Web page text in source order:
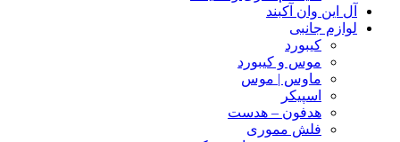
آل این وان آکبند
لوازم جانبی
کیبورد
موس و کیبورد
ماوس | موس
اسپیکر
هدفون – هدست
فلش مموری